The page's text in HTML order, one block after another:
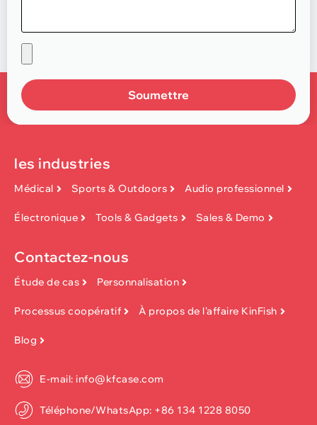
Soumettre
les industries
Médical Sports & Outdoors Audio professionnel
Électronique Tools & Gadgets Sales & Demo
Contactez-nous
Étude de cas Personnalisation
Processus coopératif À propos de l'affaire KinFish
Blog
E-mail: info@kfcase.com
Téléphone/WhatsApp: +86 134 1228 8050